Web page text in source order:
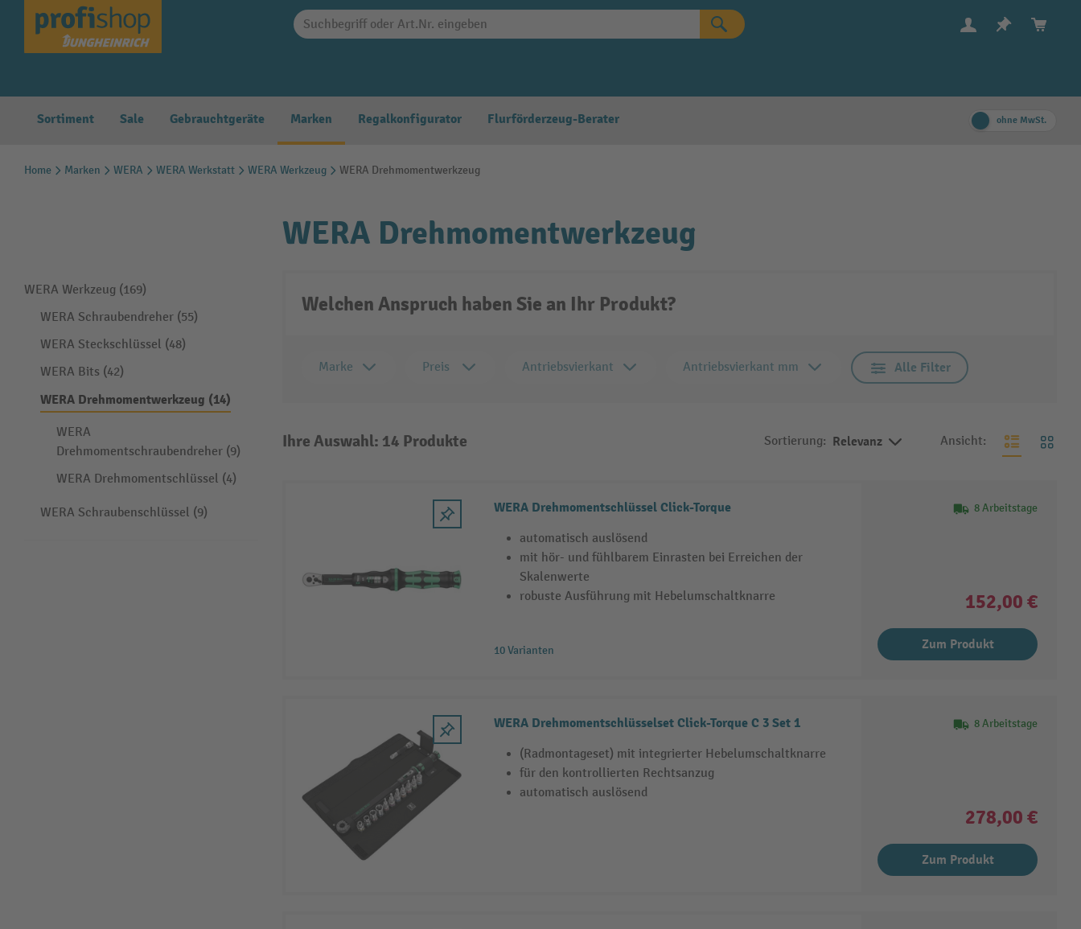
Zur Hauptnavigation springen
Sortiment Sale Gebrauchtgeräte Marken Regalkonfigurator Flurförderzeug-Berater ohne MwSt.
Home Marken WERA WERA Werkstatt WERA Werkzeug WERA Drehmomentwerkzeug
WERA Werkzeug (169)
WERA Schraubendreher (55)
WERA Steckschlüssel (48)
WERA Bits (42)
WERA Drehmomentwerkzeug (14)
WERA
Drehmomentschraubendreher (9)
WERA Drehmomentschlüssel (4)
WERA Schraubenschlüssel (9)
WERA Drehmomentwerkzeug
Welchen Anspruch haben Sie an Ihr Produkt?
Marke Preis Antriebsvierkant Antriebsvierkant mm Alle Filter
Ihre Auswahl: 14 Produkte Sortierung: Relevanz Ansicht:
WERA Drehmomentschlüssel Click-Torque
automatisch auslösend
mit hör- und fühlbarem Einrasten bei Erreichen der
Skalenwerte
robuste Ausführung mit Hebelumschaltknarre
10 Varianten
8 Arbeitstage
152,00 €
Zum Produkt
WERA Drehmomentschlüsselset Click-Torque C 3 Set 1
(Radmontageset) mit integrierter Hebelumschaltknarre
für den kontrollierten Rechtsanzug
automatisch auslösend
8 Arbeitstage
278,00 €
Zum Produkt